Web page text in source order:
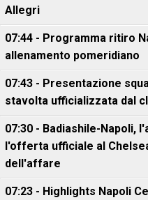
Allegri
07:44 - Programma ritiro
allenamento pomeridiano
07:43 - Presentazione
stavolta ufficializzata dal
07:30 - Badiashile-Napoli,
l'offerta ufficiale al
dell'affare
07:23 - Highlights Napoli